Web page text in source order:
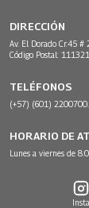
DIRECCIÓN
Av. El Dorado Cr.45 #
Código Postal: 111321
TELÉFONOS
(+57) (601)
HORARIO DE
Lunes a viernes de